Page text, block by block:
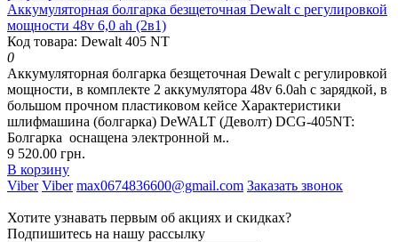
Аккумуляторная болгарка безщеточная Dewalt с регулировкой
мощности 48v 6,0 ah (2в1)
Код товара: Dewalt 405 NT
0
Аккумуляторная болгарка безщеточная Dewalt с регулировкой
мощности, в комплекте 2 аккумулятора 48v 6.0ah с зарядкой, в
большом прочном пластиковом кейсе Характеристики
шлифмашина (болгарка) DeWALT (Деволт) DCG-405NT:
Болгарка оснащена электронной м..
9 520.00 грн.
В корзину
Viber Viber max0674836600@gmail.com Заказать звонок
Хотите узнавать первым об акциях и скидках?
Подпишитесь на нашу рассылку